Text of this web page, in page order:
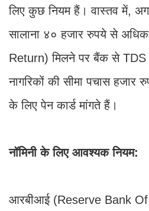
लिए कुछ नियम हैं। वास्तव में,
सालाना ४० हजार रुपये से
Return) मिलने पर बैंक से TDS
नागरिकों की सीमा पचास
के लिए पेन कार्ड मांगते हैं।
नॉमिनी के लिए आवश्यक नियम:
आरबीआई (Reserve Bank